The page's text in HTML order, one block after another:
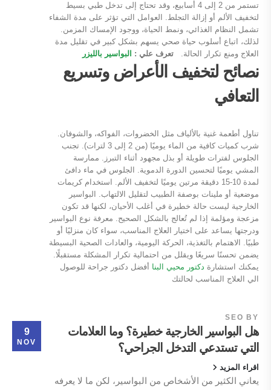
تستمر من 2 إلى 4 أسابيع، وقد تحتاج إلى تدخل طبي بسيط
لتخفيف الألم أو إزالة التجلط. العوامل التي تؤثر على مدة الشفاء
تشمل النظام الغذائي، ونمط الحياة، ووجود الإمساك المزمن.
لذلك، اتباع أسلوب حياة صحي يسهم بشكل كبير في تقليل مدة
العلاج ومنع تكرار الحالة. تعرف علي : البواسير بالليزر
نصائح لتخفيف الأعراض وتسريع
التعافي
تناول أطعمة غنية بالألياف مثل الخضروات، الفواكه، والشوفان.
شرب كميات كافية من الماء يوميًا (من 2 إلى 3 لترات). تجنب
الجلوس لفترات طويلة أو بذل مجهود أثناء التبرز. ممارسة
المشي يوميًا لتحسين الدورة الدموية. الجلوس في ماء دافئ
لمدة 10-15 دقيقة مرتين يوميًا لتخفيف الألم. استخدام كريمات
موضعية أو ملينات بوصفة الطبيب لتقليل الالتهاب. البواسير
الخارجية ليست حالة خطيرة في أغلب الأحيان، لكنها قد تكون
مزعجة ومؤلمة إذا لم تُعالج بالشكل الصحيح. معرفة نوع البواسير
ودرجتها يساعد على اختيار العلاج المناسب، سواء كان منزليًا أو
طبيًا. الاهتمام بالتغذية، الحركة اليومية، والعادات الصحية البسيطة
يضمن تحسنًا سريعًا ويقلل من احتمالية تكرار المشكلة مستقبلًا.
يمكنك استشارة دكتور محيي البنا أفضل دكتور جراحة للوصول
الي العلاج المناسب لحالتك
9
NOV
BY
SEO
هل البواسير الخارجية خطيرة؟ وما العلامات
التي تستدعي التدخل الجراحي؟
اقراء المزيد
يعاني الكثير من الأشخاص من البواسير، لكن ما لا يعرفه